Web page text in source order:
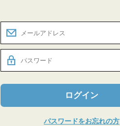
ログイン
パスワードをお忘れの方